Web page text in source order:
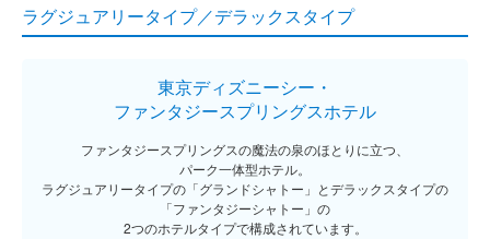
ラグジュアリータイプ／デラックスタイプ
東京ディズニーシー・
ファンタジースプリングスホテル
ファンタジースプリングスの魔法の泉のほとりに立つ、
パーク一体型ホテル。
ラグジュアリータイプの「グランドシャトー」とデラックスタイプの
「ファンタジーシャトー」の
2つのホテルタイプで構成されています。